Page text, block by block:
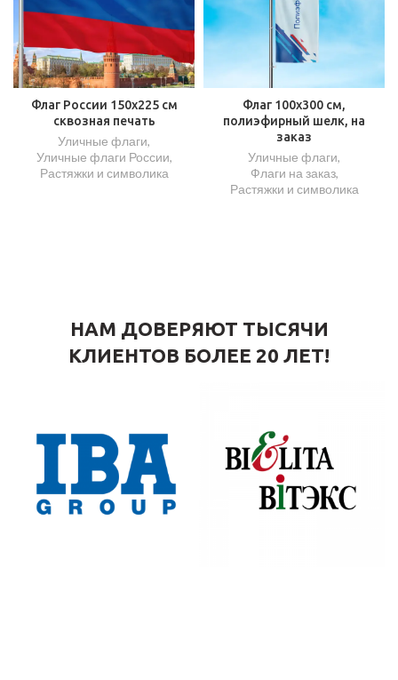
Флаг России 150х225 см
сквозная печать
Уличные флаги,
Уличные флаги России,
Растяжки и символика
Флаг 100х300 см,
полиэфирный шелк, на
заказ
Уличные флаги,
Флаги на заказ,
Растяжки и символика
НАМ ДОВЕРЯЮТ ТЫСЯЧИ
КЛИЕНТОВ БОЛЕЕ 20 ЛЕТ!